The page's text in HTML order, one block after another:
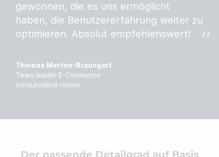
gewonnen, die es uns ermöglicht
haben, die Benutzererfahrung weiter zu
optimieren. Absolut empfehlenswert!
Thomas Merten-Braungart
Team leader E-Commerce
schauinsland-reisen